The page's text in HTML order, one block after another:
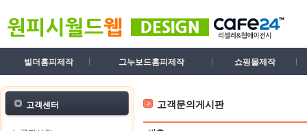
빌더홈피제작 그누보드홈피제작 쇼핑몰제작
고객센터 고객문의게시판